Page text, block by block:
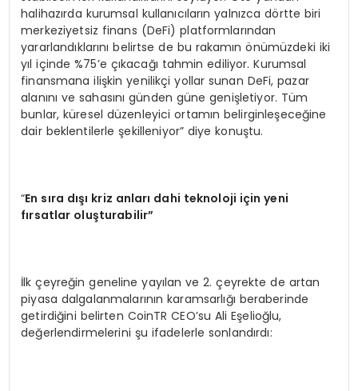
halihazırda kurumsal kullanıcıların yalnızca dörtte biri
merkeziyetsiz finans (DeFi) platformlarından
yararlandıklarını belirtse de bu rakamın önümüzdeki iki
yıl içinde %75’e çıkacağı tahmin ediliyor. Kurumsal
finansmana ilişkin yenilikçi yollar sunan DeFi, pazar
alanını ve sahasını günden güne genişletiyor. Tüm
bunlar, küresel düzenleyici ortamın belirginleşeceğine
dair beklentilerle şekilleniyor” diye konuştu.
“En sıra dışı kriz anları dahi teknoloji için yeni
fırsatlar oluşturabilir”
İlk çeyreğin geneline yayılan ve 2. çeyrekte de artan
piyasa dalgalanmalarının karamsarlığı beraberinde
getirdiğini belirten CoinTR CEO’su Ali Eşelioğlu,
değerlendirmelerini şu ifadelerle sonlandırdı: